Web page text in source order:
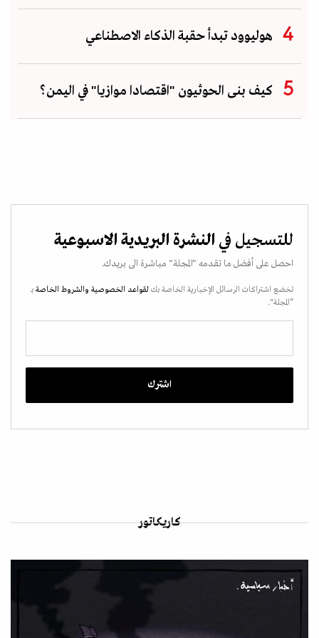
هوليوود تبدأ حقبة الذكاء الاصطناعي
كيف بنى الحوثيون "اقتصادا موازيا" في اليمن؟
للتسجيل في النشرة البريدية الاسبوعية
احصل على أفضل ما تقدمه "المجلة" مباشرة الى بريدك.
تخضع اشتراكات الرسائل الإخبارية الخاصة بك لقواعد الخصوصية والشروط الخاصة بـ
“المجلة".
كاريكاتور